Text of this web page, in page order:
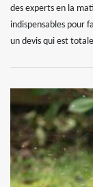
des experts en la
indispensables pour
un devis qui est